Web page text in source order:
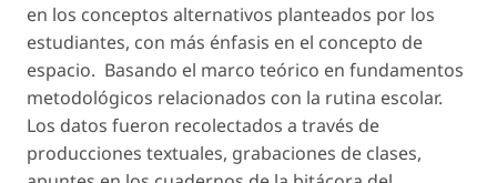
en los conceptos alternativos planteados por los
estudiantes, con más énfasis en el concepto de
espacio. Basando el marco teórico en fundamentos
metodológicos relacionados con la rutina escolar.
Los datos fueron recolectados a través de
producciones textuales, grabaciones de clases,